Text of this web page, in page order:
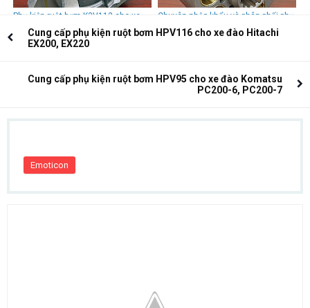
Phụ kiện ruột bơm K3V112 cho xe
đào S170/ S200/ S220/ SK07-2,
SK200-1,SK200-3, R2000
Chuyên nhập khẩu và phân phối phụ
đàoKawasaki K912/ K916/ SK300/
Cung cấp phụ kiện ruột bơm HPV116 cho xe đào Hitachi
EX200, EX220
Cung cấp phụ kiện ruột bơm HPV95 cho xe đào Komatsu
PC200-6, PC200-7
Emoticon